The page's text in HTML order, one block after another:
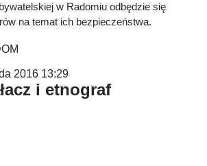
w Radomiu odbędzie się
na temat ich bezpieczeństwa.
2016 13:29
i etnograf